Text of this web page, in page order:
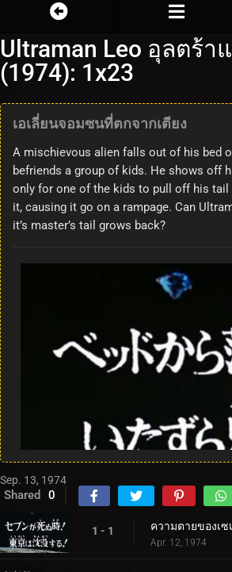
Ultraman Leo อุลตร้า
(1974): 1x23
เอเลี่ยนจอมซนที่ตกจากเตียง
A mischievous alien falls out of his bed
befriends a group of kids. He shows off
only for one of the kids to pull off his
it, causing it go on a rampage. Can
it’s master’s tail grows back?
Sep. 13, 1974
Shared 0
1 - 1 ความตายของเซ
Apr. 12, 1974